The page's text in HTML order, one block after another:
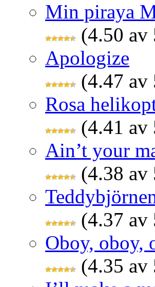
Min piraya
(4.50 av
Apologize
(4.47 av
Rosa
(4.41 av
Ain’t your
(4.38 av
(4.37 av
Oboy, oboy,
(4.35 av